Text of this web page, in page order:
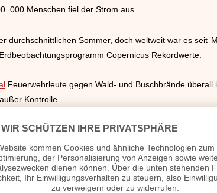
000 Menschen fiel der Strom aus.
durchschnittlichen Sommer, doch weltweit war es seit
Copernicus Rekordwerte.
Feuerwehrleute gegen Wald- und Buschbrände
Kontrolle.
an. Straßen wurden überschwemmt,
weil der Bahndamm unterspült worden war.
der Welt. Jetzt verurteilte ein US-Gericht den
der zuständige Staatsanwalt.